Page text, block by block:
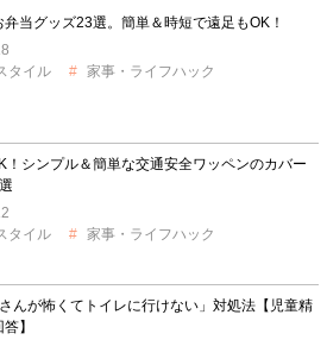
弁当グッズ23選。簡単＆時短で遠足もOK！
タイル
家事・ライフハック
！シンプル＆簡単な交通安全ワッペンのカバー
タイル
家事・ライフハック
んが怖くてトイレに行けない」対処法【児童精
】